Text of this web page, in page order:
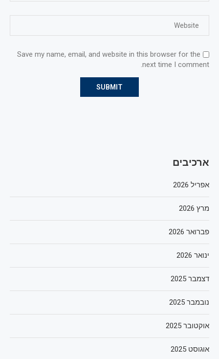
Save my name, email, and website in this browser for the
next time I comment.
ארכיבים
אפריל 2026
מרץ 2026
פברואר 2026
ינואר 2026
דצמבר 2025
נובמבר 2025
אוקטובר 2025
אוגוסט 2025